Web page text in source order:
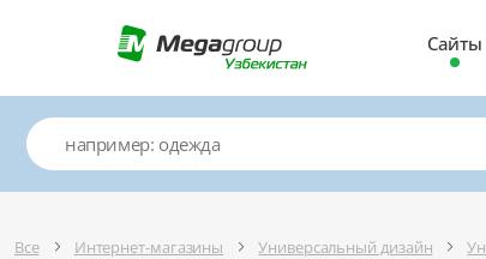
Сайты
Все Интернет-магазины Универсальный дизайн